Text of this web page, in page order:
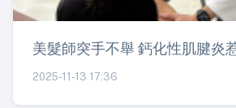
美髮師突手不舉 鈣化性肌腱炎
2025-11-13 17:36